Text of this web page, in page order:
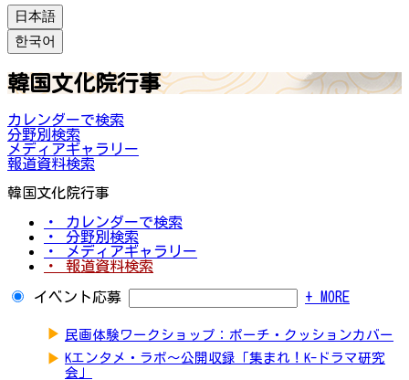
日本語
한국어
韓国文化院行事
カレンダーで検索
分野別検索
メディアギャラリー
報道資料検索
韓国文化院行事
・ カレンダーで検索
・ 分野別検索
・ メディアギャラリー
・ 報道資料検索
イベント応募 + MORE
▶ 民画体験ワークショップ：ポーチ・クッションカバー
▶ Kエンタメ・ラボ～公開収録「集まれ！K-ドラマ研究
会」